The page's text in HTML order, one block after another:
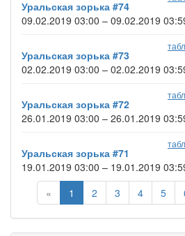
Уральская зорька #74
09.02.2019 03:00 – 09.02.2019
Уральская зорька #73
02.02.2019 03:00 – 02.02.2019
Уральская зорька #72
26.01.2019 03:00 – 26.01.2019
Уральская зорька #71
19.01.2019 03:00 – 19.01.2019
«
1 2 3 4 5